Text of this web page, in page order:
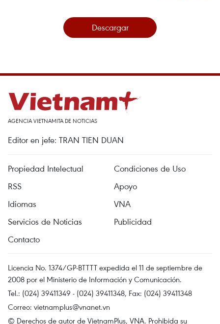
Descargar
AGENCIA VIETNAMITA DE NOTICIAS
Editor en jefe: TRAN TIEN DUAN
Propiedad Intelectual
Condiciones de Uso
RSS
Apoyo
Idiomas
VNA
Servicios de Noticias
Publicidad
Contacto
Licencia No. 1374/GP-BTTTT expedida el 11 de septiembre de
2008 por el Ministerio de Información y Comunicación.
Tel.: (024) 39411349 - (024) 39411348, Fax: (024) 39411348
Correo: vietnamplus@vnanet.vn
© Derechos de autor de VietnamPlus, VNA. Prohibida su